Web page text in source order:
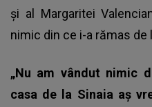
și al Margaritei
nimic din ce i-a rămas de
„Nu am vândut nimic
casa de la Sinaia aș